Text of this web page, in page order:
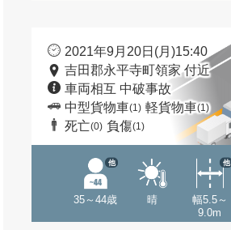
2021年9月20日(月)15:40
吉田郡永平寺町領家 付近
車両相互 中破事故
中型貨物車(1) 軽貨物車(1)
死亡(0) 負傷(1)
35～44歳
他
晴
幅5.5～
9.0m
他